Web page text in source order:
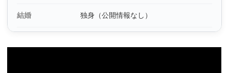
結婚 独身（公開情報なし）